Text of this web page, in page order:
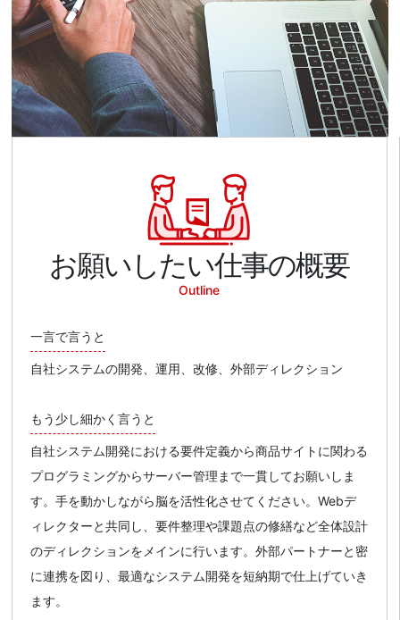
お願いしたい仕事の概要
Outline
一言で言うと
自社システムの開発、運用、改修、外部ディレクション
もう少し細かく言うと
自社システム開発における要件定義から商品サイトに関わる
プログラミングからサーバー管理まで一貫してお願いしま
す。手を動かしながら脳を活性化させてください。Webデ
ィレクターと共同し、要件整理や課題点の修繕など全体設計
のディレクションをメインに行います。外部パートナーと密
に連携を図り、最適なシステム開発を短納期で仕上げていき
ます。